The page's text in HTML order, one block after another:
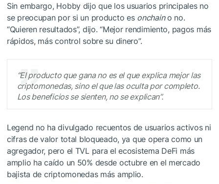
Sin embargo, Hobby dijo que los usuarios principales no
se preocupan por si un producto es onchaino no.
“Quieren resultados”, dijo. “Mejor rendimiento, pagos más
rápidos, más control sobre su dinero”.
“El producto que gana no es el que explica mejor las
criptomonedas, sino el que las oculta por completo.
Los beneficios se sienten, no se explican”.
Legend no ha divulgado recuentos de usuarios activos ni
cifras de valor total bloqueado, ya que opera como un
agregador, pero el TVL para el ecosistema DeFi más
amplio ha caído un 50% desde octubre en el mercado
bajista de criptomonedas más amplio.